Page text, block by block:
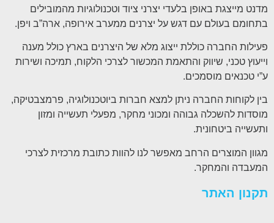
מדנט מייצגת באופן בלעדי יצרני ציוד וטכנולוגיות מהמובילים
בתחומם בעולם עם דגש על יצרנים ממערב אירופה, ארה”ב ויפן.
פעילות החברה כוללת ייצוג מלא של היצרנים בארץ כולל מענה
וייעוץ טכני, שיווק והתאמת המכשור לצרכי הלקוח, תמיכה ושירות
ע”י טכנאים מוסמכים.
בין לקוחות החברה ניתן למצא חברות ביוטכנולוגיה, פרמצבטיקה,
מוסדות להשכלה גבוהה ומכוני מחקר, מפעלי תעשייה ומזון
ותעשייה ביטחונית.
מגוון המוצרים הרחב מאפשר לנו להוות כתובת מרכזית לצרכי
המעבדה והמחקר.
תקנון האתר